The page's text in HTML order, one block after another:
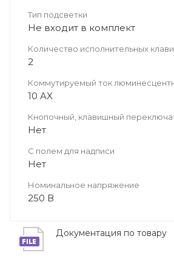
Тип подсветки
Не входит в комплект
Количество исполнительных
2
Коммутируемый ток
10 AX
Кнопочный, клавишный
Нет
С полем для надписи
Нет
Номинальное напряжение
250 В
Документация по товару